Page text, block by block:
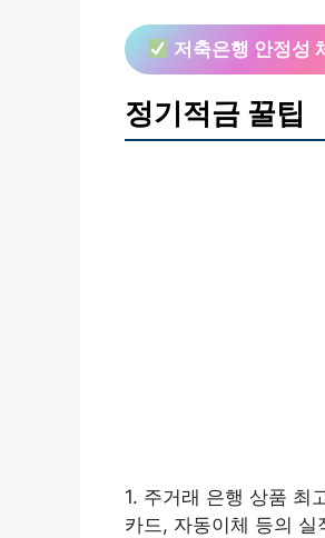
저축은행 안정성
정기적금 꿀팁
1. 주거래 은행 상품 최
카드, 자동이체 등의